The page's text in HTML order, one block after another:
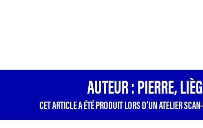
AUTEUR : PIERRE,
CET ARTICLE A ÉTÉ PRODUIT LORS D’UN ATELIER